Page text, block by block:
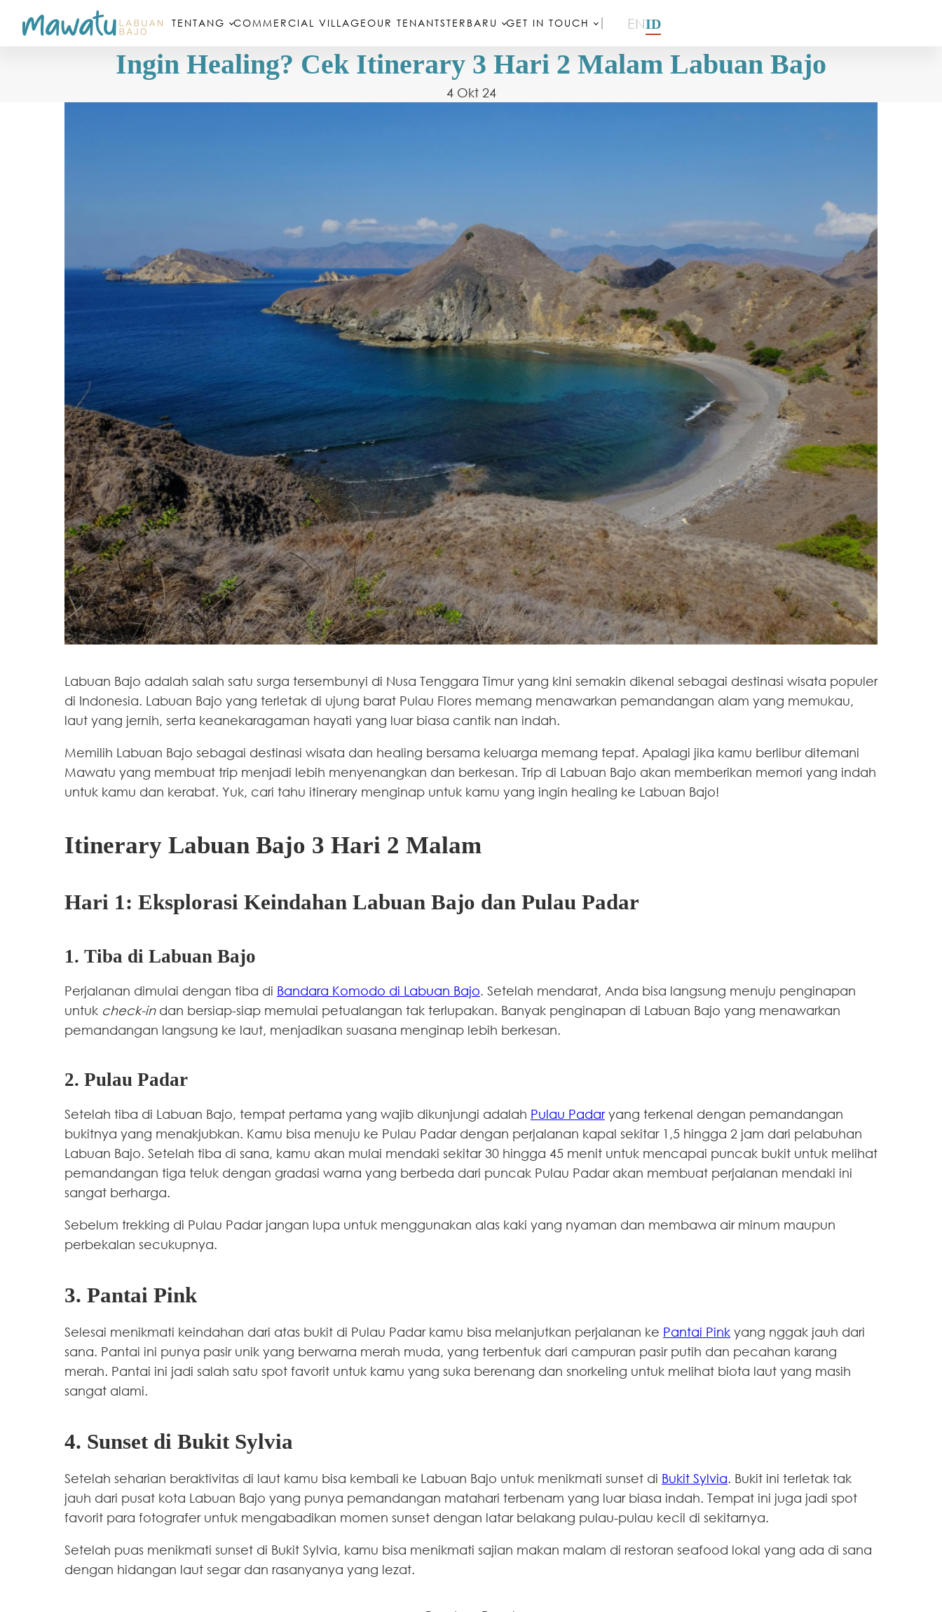
TENTANG COMMERCIAL VILLAGEOUR TENANTSTERBARU GET IN TOUCH ID
EN
Ingin Healing? Cek Itinerary 3 Hari 2 Malam Labuan Bajo
4 Okt 24
Labuan Bajo adalah salah satu surga tersembunyi di Nusa Tenggara Timur yang kini semakin dikenal sebagai destinasi wisata populer
di Indonesia. Labuan Bajo yang terletak di ujung barat Pulau Flores memang menawarkan pemandangan alam yang memukau,
laut yang jernih, serta keanekaragaman hayati yang luar biasa cantik nan indah.
Memilih Labuan Bajo sebagai destinasi wisata dan healing bersama keluarga memang tepat. Apalagi jika kamu berlibur ditemani
Mawatu yang membuat trip menjadi lebih menyenangkan dan berkesan. Trip di Labuan Bajo akan memberikan memori yang indah
untuk kamu dan kerabat. Yuk, cari tahu itinerary menginap untuk kamu yang ingin healing ke Labuan Bajo!
Itinerary Labuan Bajo 3 Hari 2 Malam
Hari 1: Eksplorasi Keindahan Labuan Bajo dan Pulau Padar
1. Tiba di Labuan Bajo
Perjalanan dimulai dengan tiba di Bandara Komodo di Labuan Bajo. Setelah mendarat, Anda bisa langsung menuju penginapan
untuk check-indan bersiap-siap memulai petualangan tak terlupakan. Banyak penginapan di Labuan Bajo yang menawarkan
pemandangan langsung ke laut, menjadikan suasana menginap lebih berkesan.
2. Pulau Padar
Setelah tiba di Labuan Bajo, tempat pertama yang wajib dikunjungi adalah Pulau Padaryang terkenal dengan pemandangan
bukitnya yang menakjubkan. Kamu bisa menuju ke Pulau Padar dengan perjalanan kapal sekitar 1,5 hingga 2 jam dari pelabuhan
Labuan Bajo. Setelah tiba di sana, kamu akan mulai mendaki sekitar 30 hingga 45 menit untuk mencapai puncak bukit untuk melihat
pemandangan tiga teluk dengan gradasi warna yang berbeda dari puncak Pulau Padar akan membuat perjalanan mendaki ini
sangat berharga.
Sebelum trekking di Pulau Padar jangan lupa untuk menggunakan alas kaki yang nyaman dan membawa air minum maupun
perbekalan secukupnya.
3. Pantai Pink
Selesai menikmati keindahan dari atas bukit di Pulau Padar kamu bisa melanjutkan perjalanan ke Pantai Pink yang nggak jauh dari
sana. Pantai ini punya pasir unik yang berwarna merah muda, yang terbentuk dari campuran pasir putih dan pecahan karang
merah. Pantai ini jadi salah satu spot favorit untuk kamu yang suka berenang dan snorkeling untuk melihat biota laut yang masih
sangat alami.
4. Sunset di Bukit Sylvia
Setelah seharian beraktivitas di laut kamu bisa kembali ke Labuan Bajo untuk menikmati sunset di Bukit Sylvia. Bukit ini terletak tak
jauh dari pusat kota Labuan Bajo yang punya pemandangan matahari terbenam yang luar biasa indah. Tempat ini juga jadi spot
favorit para fotografer untuk mengabadikan momen sunset dengan latar belakang pulau-pulau kecil di sekitarnya.
Setelah puas menikmati sunset di Bukit Sylvia, kamu bisa menikmati sajian makan malam di restoran seafood lokal yang ada di sana
dengan hidangan laut segar dan rasanyanya yang lezat.